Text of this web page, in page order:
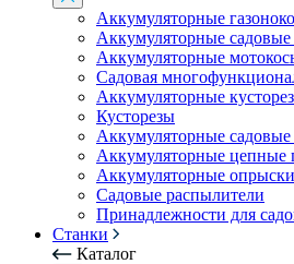
Аккумуляторные
Аккумуляторные садовые
Аккумуляторные
Садовая
Аккумуляторные
Кусторезы
Аккумуляторные
Аккумуляторные цепные
Аккумуляторные
Садовые распылители
Принадлежности для
Станки
Каталог